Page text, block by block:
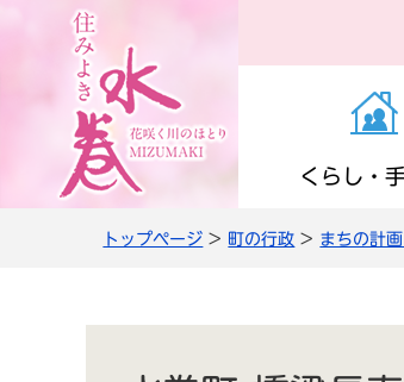
くらし・
上下水道
トップページ > 町の行政 > まちの計